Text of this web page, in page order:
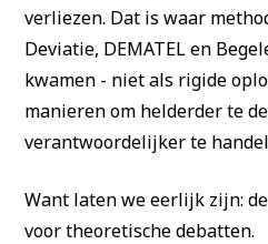
verliezen. Dat is waar
Deviatie, DEMATEL en
kwamen - niet als rigide
manieren om helderder te
verantwoordelijker te
Want laten we eerlijk zijn:
voor theoretische debatten.